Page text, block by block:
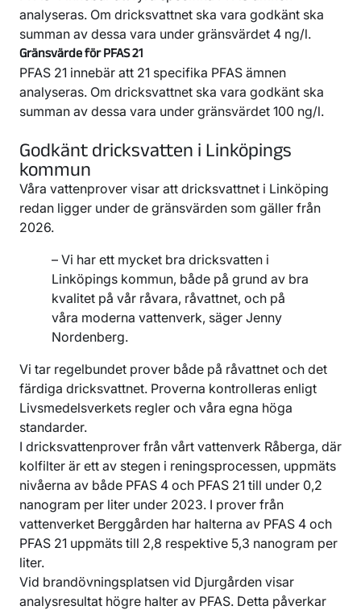
analyseras. Om dricksvattnet ska vara godkänt ska
summan av dessa vara under gränsvärdet 4 ng/l.
Gränsvärde för PFAS 21
PFAS 21 innebär att 21 specifika PFAS ämnen
analyseras. Om dricksvattnet ska vara godkänt ska
summan av dessa vara under gränsvärdet 100 ng/l.
Godkänt dricksvatten i Linköpings
kommun
Våra vattenprover visar att dricksvattnet i Linköping
redan ligger under de gränsvärden som gäller från
2026.
– Vi har ett mycket bra dricksvatten i
Linköpings kommun, både på grund av bra
kvalitet på vår råvara, råvattnet, och på
våra moderna vattenverk, säger Jenny
Nordenberg.
Vi tar regelbundet prover både på råvattnet och det
färdiga dricksvattnet. Proverna kontrolleras enligt
Livsmedelsverkets regler och våra egna höga
standarder.
I dricksvattenprover från vårt vattenverk Råberga, där
kolfilter är ett av stegen i reningsprocessen, uppmäts
nivåerna av både PFAS 4 och PFAS 21 till under 0,2
nanogram per liter under 2023. I prover från
vattenverket Berggården har halterna av PFAS 4 och
PFAS 21 uppmäts till 2,8 respektive 5,3 nanogram per
liter.
Vid brandövningsplatsen vid Djurgården visar
analysresultat högre halter av PFAS. Detta påverkar